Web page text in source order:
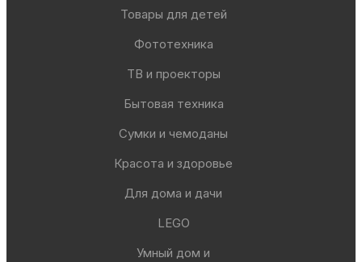
Товары для детей
Фототехника
ТВ и проекторы
Бытовая техника
Сумки и чемоданы
Красота и здоровье
Для дома и дачи
LEGO
Умный дом и